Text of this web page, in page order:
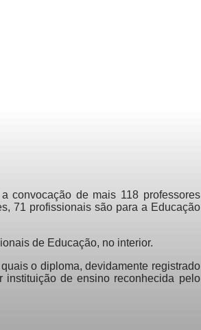
convocação de mais 118 professores
71 profissionais são para a Educação
de Educação, no interior.
o diploma, devidamente registrado
instituição de ensino reconhecida pelo